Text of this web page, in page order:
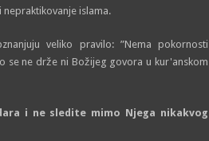
nepraktikovanje islama.
veliko pravilo: ”Nema pokornosti
se ne drže ni Božijeg govora u kur'anskom
i ne sledite mimo Njega nikakvog